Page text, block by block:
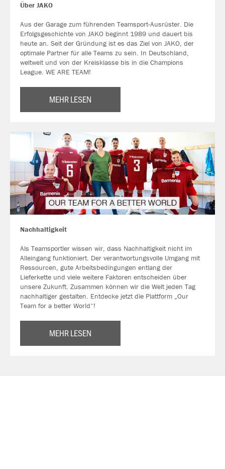
Über JAKO
Aus der Garage zum führenden Teamsport-Ausrüster. Die
Erfolgsgeschichte von JAKO beginnt 1989 und dauert bis
heute an. Seit der Gründung ist es das Ziel von JAKO, der
optimale Partner für alle Teams zu sein. In Deutschland,
weltweit und von der Kreisklasse bis in die Champions
League. WE ARE TEAM!
MEHR LESEN
Nachhaltigkeit
Als Teamsportler wissen wir, dass Nachhaltigkeit nicht im
Alleingang funktioniert. Der verantwortungsvolle Umgang mit
Ressourcen, gute Arbeitsbedingungen entlang der
Lieferkette und viele weitere Faktoren entscheiden über
unsere Zukunft. Zusammen können wir die Welt jeden Tag
nachhaltiger gestalten. Entdecke jetzt die Plattform „Our
Team for a better World“!
MEHR LESEN